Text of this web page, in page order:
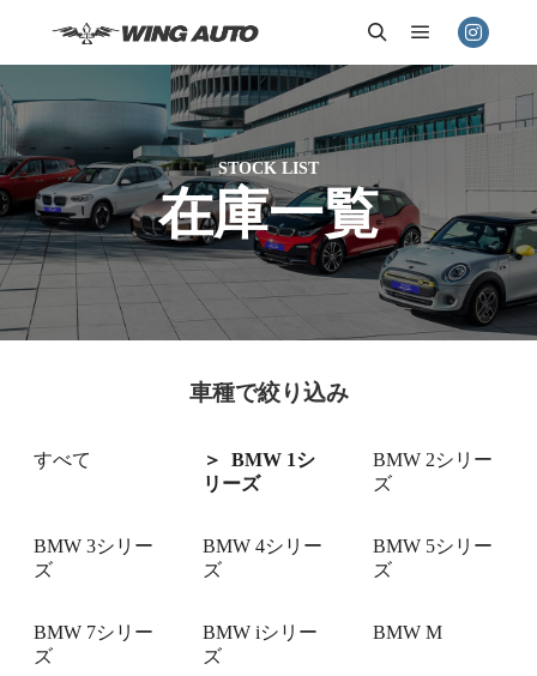
検索 メインメニ
在庫一覧
STOCK LIST
車種で絞り込み
すべて
BMW 1シ
リーズ
BMW 2シリー
ズ
BMW 3シリー
ズ
BMW 4シリー
ズ
BMW 5シリー
ズ
BMW 7シリー
ズ
BMW iシリー
ズ
BMW M